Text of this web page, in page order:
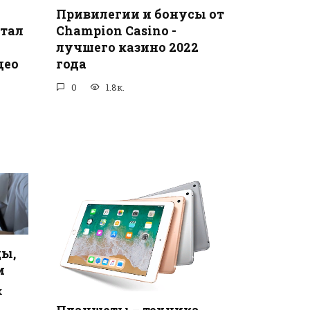
Привилегии и бонусы от
Champion Casino -
лучшего казино 2022
года
0 1.8к.